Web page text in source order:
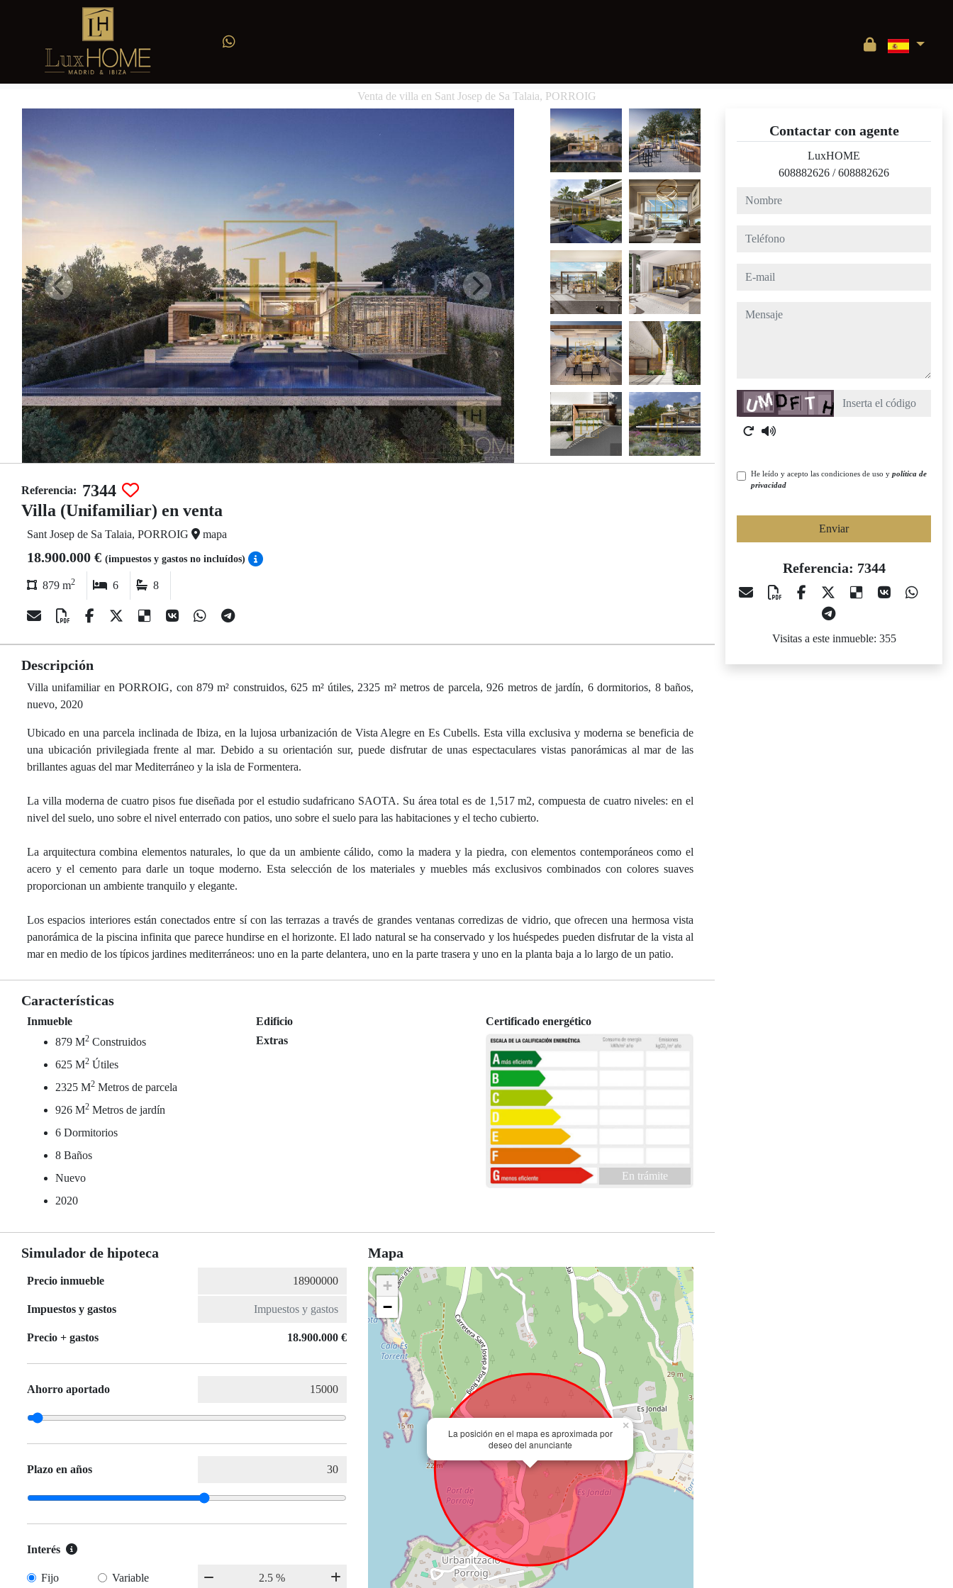
Venta de villa en Sant Josep de Sa Talaia, PORROIG
Referencia: 7344
Villa (Unifamiliar) en venta
Sant Josep de Sa Talaia, PORROIG mapa
18.900.000 € (impuestos y gastos no incluídos)
879 m2 6 8
Descripción
Villa unifamiliar en PORROIG, con 879 m² construidos, 625 m² útiles, 2325 m² metros de parcela, 926 metros de jardín, 6 dormitorios, 8 baños,
nuevo, 2020
Ubicado en una parcela inclinada de Ibiza, en la lujosa urbanización de Vista Alegre en Es Cubells. Esta villa exclusiva y moderna se beneficia de
una ubicación privilegiada frente al mar. Debido a su orientación sur, puede disfrutar de unas espectaculares vistas panorámicas al mar de las
brillantes aguas del mar Mediterráneo y la isla de Formentera.
La villa moderna de cuatro pisos fue diseñada por el estudio sudafricano SAOTA. Su área total es de 1,517 m2, compuesta de cuatro niveles: en el
nivel del suelo, uno sobre el nivel enterrado con patios, uno sobre el suelo para las habitaciones y el techo cubierto.
La arquitectura combina elementos naturales, lo que da un ambiente cálido, como la madera y la piedra, con elementos contemporáneos como el
acero y el cemento para darle un toque moderno. Esta selección de los materiales y muebles más exclusivos combinados con colores suaves
proporcionan un ambiente tranquilo y elegante.
Los espacios interiores están conectados entre sí con las terrazas a través de grandes ventanas corredizas de vidrio, que ofrecen una hermosa vista
panorámica de la piscina infinita que parece hundirse en el horizonte. El lado natural se ha conservado y los huéspedes pueden disfrutar de la vista al
mar en medio de los típicos jardines mediterráneos: uno en la parte delantera, uno en la parte trasera y uno en la planta baja a lo largo de un patio.
Características
Inmueble
879 M2 Construidos
625 M2 Útiles
2325 M2 Metros de parcela
926 M2 Metros de jardín
6 Dormitorios
8 Baños
Nuevo
2020
Edificio
Extras
Certificado energético
En trámite
Simulador de hipoteca
Precio inmueble
Impuestos y gastos
Precio + gastos 18.900.000 €
Ahorro aportado
Plazo en años
Interés
Fijo Variable
Mapa
La posición en el mapa es aproximada por
deseo del anunciante
×
+
−
Contactar con agente
LuxHOME
608882626 /608882626
nombre
teléfono
e-mail
mensaje
Captcha
He leído y acepto las condiciones de uso y política de
privacidad
Enviar
Referencia: 7344
Visitas a este inmueble: 355